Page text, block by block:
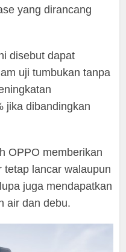
yang dirancang
disebut dapat
uji tumbukan tanpa
jika dibandingkan
OPPO memberikan
tetap lancar walaupun
juga mendapatkan
air dan debu.